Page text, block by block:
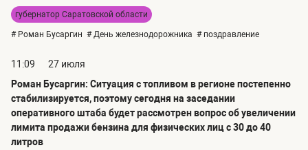
губернатор Саратовской области
# Роман Бусаргин # День железнодорожника # поздравление
11:09
27 июля
Роман Бусаргин: Ситуация с топливом в регионе постепенно
стабилизируется, поэтому сегодня на заседании
оперативного штаба будет рассмотрен вопрос об увеличении
лимита продажи бензина для физических лиц с 30 до 40
литров